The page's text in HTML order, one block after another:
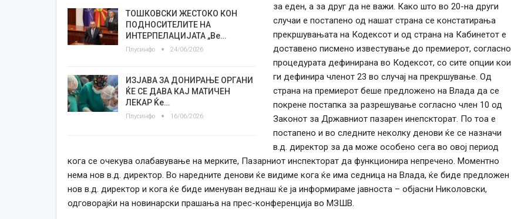
ТОШКОВСКИ ЖЕСТОКО КОН
ПОДНОСИТЕЛИТЕ НА
ИНТЕРПЕЛАЦИЈАТА „Ве…
Плусинфо 24/06/2026
ИЗЈАВА ЗА ДОНИРАЊЕ ОРГАНИ
ЌЕ СЕ ДАВА КАЈ МАТИЧЕН
ЛЕКАР Ќе…
Плусинфо 16/06/2026
за еден, а за друг да не важи. Како што во 20-на други
случаи е постапено од нашат страна се констатирања
прекршувањата на Кодексот и од страна на Кабинетот е
доставено писмено известување до премиерот, согласно
процедурата дефинирана во Кодексот, со сите опции кои
ги дефинира членот 23 во случај на прекршување. Од
страна на премиерот беше предложено на Влада да се
покрене постапка за разрешување согласно член 10 од
Законот за Државниот пазарен инепскторат. По тоа е
постапено и во следните неколку денови ќе се назначи
в.д. директор за да може особено сега во овој период
кога се очекува олабавување на мерките, Пазарниот инспекторат да функционира непречено. Моментно
нема нов в.д. директор. Во наредните денови ќе видиме кога ќе има седница на Влада, ќе биде предложен
нов в.д. директор и кога ќе биде именуван веднаш ќе ја информираме јавноста – објасни Николовски,
одговорајќи на новинарски прашања на прес-конференција во МЗШВ.